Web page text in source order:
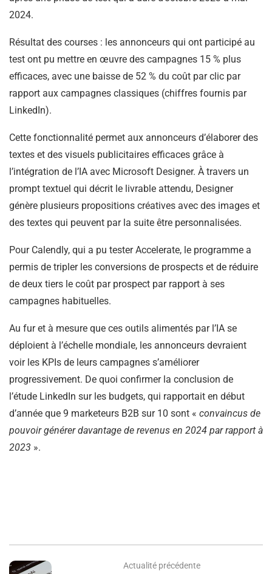
2024.
Résultat des courses : les annonceurs qui ont participé au
test ont pu mettre en œuvre des campagnes 15 % plus
efficaces, avec une baisse de 52 % du coût par clic par
rapport aux campagnes classiques (chiffres fournis par
LinkedIn).
Cette fonctionnalité permet aux annonceurs d’élaborer des
textes et des visuels publicitaires efficaces grâce à
l’intégration de l’IA avec Microsoft Designer. À travers un
prompt textuel qui décrit le livrable attendu, Designer
génère plusieurs propositions créatives avec des images et
des textes qui peuvent par la suite être personnalisées.
Pour Calendly, qui a pu tester Accelerate, le programme a
permis de tripler les conversions de prospects et de réduire
de deux tiers le coût par prospect par rapport à ses
campagnes habituelles.
Au fur et à mesure que ces outils alimentés par l’IA se
déploient à l’échelle mondiale, les annonceurs devraient
voir les KPIs de leurs campagnes s’améliorer
progressivement. De quoi confirmer la conclusion de
l’étude LinkedIn sur les budgets, qui rapportait en début
d’année que 9 marketeurs B2B sur 10 sont « convaincus de
pouvoir générer davantage de revenus en 2024 par rapport à
2023 ».
Actualité précédente